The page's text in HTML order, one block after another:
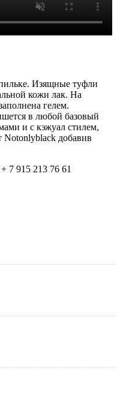
Изящные туфли
кожи лак. На
гелем.
в любой базовый
и с кэжуал стилем,
Notonlyblack добавив
7 915 213 76 61